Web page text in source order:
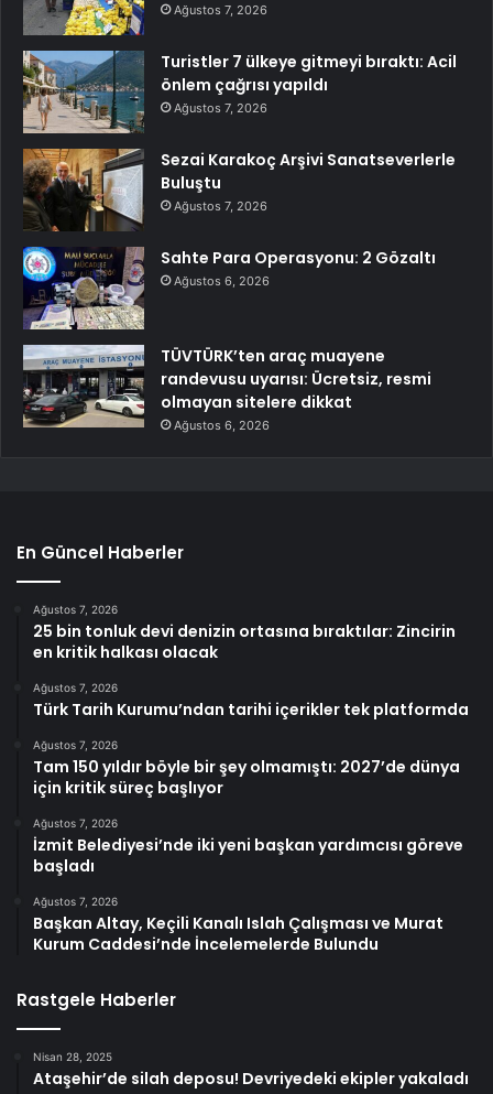
Ağustos 7, 2026
Turistler 7 ülkeye gitmeyi bıraktı: Acil
önlem çağrısı yapıldı
Ağustos 7, 2026
Sezai Karakoç Arşivi Sanatseverlerle
Buluştu
Ağustos 7, 2026
Sahte Para Operasyonu: 2 Gözaltı
Ağustos 6, 2026
TÜVTÜRK’ten araç muayene
randevusu uyarısı: Ücretsiz, resmi
olmayan sitelere dikkat
Ağustos 6, 2026
En Güncel Haberler
Ağustos 7, 2026
25 bin tonluk devi denizin ortasına bıraktılar: Zincirin
en kritik halkası olacak
Ağustos 7, 2026
Türk Tarih Kurumu’ndan tarihi içerikler tek platformda
Ağustos 7, 2026
Tam 150 yıldır böyle bir şey olmamıştı: 2027’de dünya
için kritik süreç başlıyor
Ağustos 7, 2026
İzmit Belediyesi’nde iki yeni başkan yardımcısı göreve
başladı
Ağustos 7, 2026
Başkan Altay, Keçili Kanalı Islah Çalışması ve Murat
Kurum Caddesi’nde İncelemelerde Bulundu
Rastgele Haberler
Nisan 28, 2025
Ataşehir’de silah deposu! Devriyedeki ekipler yakaladı